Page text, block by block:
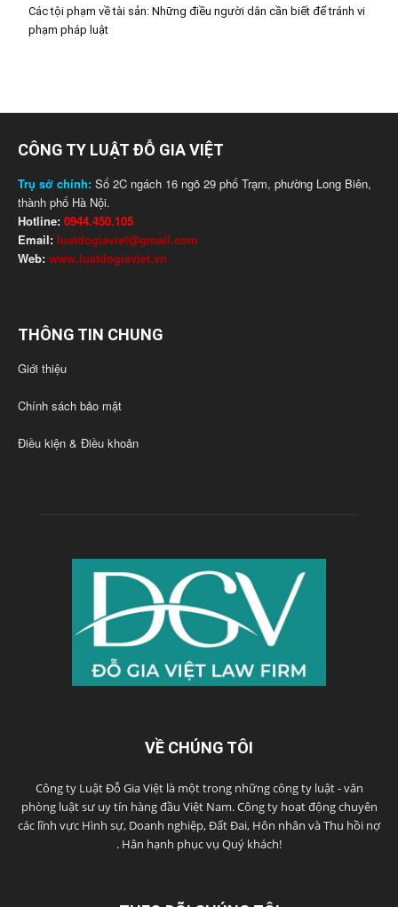
Các tội phạm về tài sản: Những điều người dân cần biết để tránh vi
phạm pháp luật
CÔNG TY LUẬT ĐỖ GIA VIỆT
Trụ sở chính: Số 2C ngách 16 ngõ 29 phố Trạm, phường Long Biên,
thành phố Hà Nội.
Hotline: 0944.450.105
Email: luatdogiaviet@gmail.com
Web: www.luatdogiaviet.vn
THÔNG TIN CHUNG
Giới thiệu
Chính sách bảo mật
Điều kiện & Điều khoản
VỀ CHÚNG TÔI
Công ty Luật Đỗ Gia Việt là một trong những công ty luật - văn
phòng luật sư uy tín hàng đầu Việt Nam. Công ty hoạt động chuyên
các lĩnh vực Hình sự, Doanh nghiệp, Đất Đai, Hôn nhân và Thu hồi nợ
. Hân hạnh phục vụ Quý khách!